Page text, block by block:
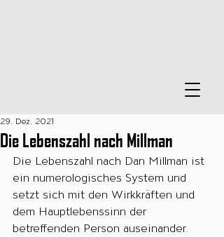
Die Lebenszahl nach Millman
29. Dez. 2021
Die Lebenszahl nach Dan Millman ist
ein numerologisches System und
setzt sich mit den Wirkkräften und
dem Hauptlebenssinn der
betreffenden Person auseinander.